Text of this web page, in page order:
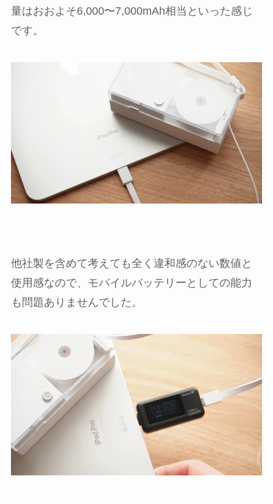
量はおおよそ6,000〜7,000mAh相当といった感じ
です。
他社製を含めて考えても全く違和感のない数値と
使用感なので、モバイルバッテリーとしての能力
も問題ありませんでした。